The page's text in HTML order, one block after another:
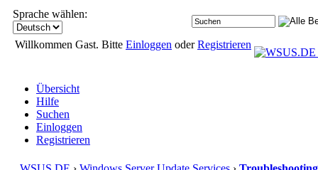
Sprache wählen:
Willkommen Gast. Bitte Einloggen oderRegistrieren
Übersicht
Hilfe
Suchen
Einloggen
Registrieren